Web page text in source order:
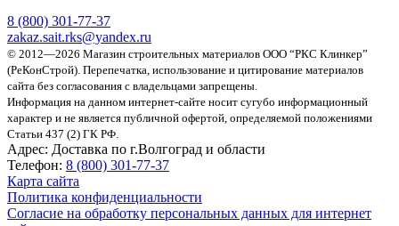
8 (800) 301-77-37
zakaz.sait.rks@yandex.ru
© 2012—2026 Магазин строительных материалов ООО “РКС Клинкер”
(РеКонСтрой). Перепечатка, использование и цитирование материалов
сайта без согласования с владельцами запрещены.
Информация на данном интернет-сайте носит сугубо информационный
характер и не является публичной офертой, определяемой положениями
Статьи 437 (2) ГК РФ.
Адрес: Доставка по г.Волгоград и области
Телефон: 8 (800) 301-77-37
Карта сайта
Политика конфиденциальности
Согласие на обработку персональных данных для интернет